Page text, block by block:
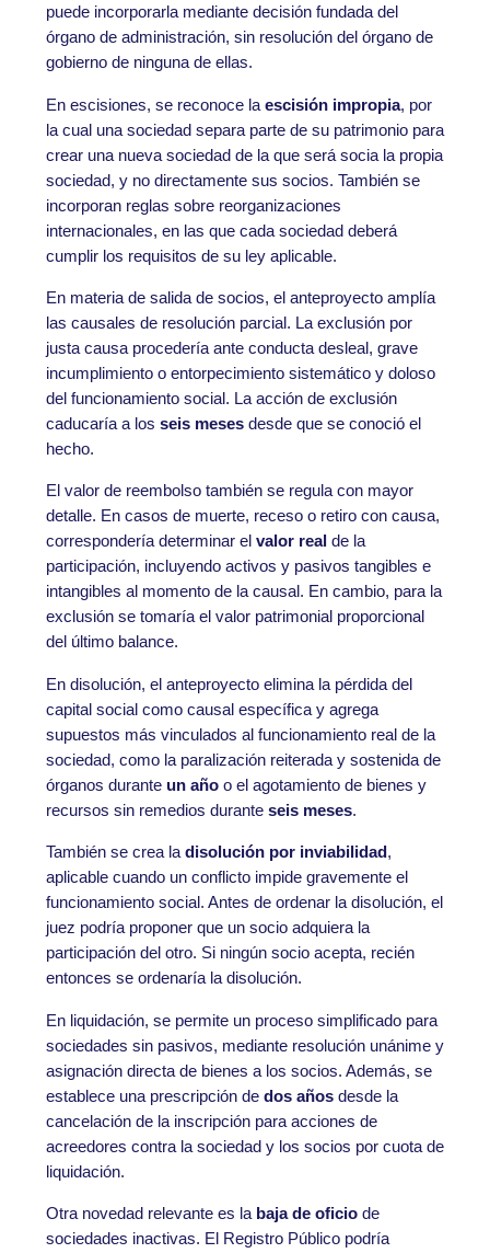
puede incorporarla mediante decisión fundada del
órgano de administración, sin resolución del órgano de
gobierno de ninguna de ellas.
En escisiones, se reconoce la escisión impropia, por
la cual una sociedad separa parte de su patrimonio para
crear una nueva sociedad de la que será socia la propia
sociedad, y no directamente sus socios. También se
incorporan reglas sobre reorganizaciones
internacionales, en las que cada sociedad deberá
cumplir los requisitos de su ley aplicable.
En materia de salida de socios, el anteproyecto amplía
las causales de resolución parcial. La exclusión por
justa causa procedería ante conducta desleal, grave
incumplimiento o entorpecimiento sistemático y doloso
del funcionamiento social. La acción de exclusión
caducaría a los seis mesesdesde que se conoció el
hecho.
El valor de reembolso también se regula con mayor
detalle. En casos de muerte, receso o retiro con causa,
correspondería determinar el valor realde la
participación, incluyendo activos y pasivos tangibles e
intangibles al momento de la causal. En cambio, para la
exclusión se tomaría el valor patrimonial proporcional
del último balance.
En disolución, el anteproyecto elimina la pérdida del
capital social como causal específica y agrega
supuestos más vinculados al funcionamiento real de la
sociedad, como la paralización reiterada y sostenida de
órganos durante un añoo el agotamiento de bienes y
recursos sin remedios durante seis meses.
También se crea la disolución por inviabilidad,
aplicable cuando un conflicto impide gravemente el
funcionamiento social. Antes de ordenar la disolución, el
juez podría proponer que un socio adquiera la
participación del otro. Si ningún socio acepta, recién
entonces se ordenaría la disolución.
En liquidación, se permite un proceso simplificado para
sociedades sin pasivos, mediante resolución unánime y
asignación directa de bienes a los socios. Además, se
establece una prescripción de dos añosdesde la
cancelación de la inscripción para acciones de
acreedores contra la sociedad y los socios por cuota de
liquidación.
Otra novedad relevante es la baja de oficiode
sociedades inactivas. El Registro Público podría